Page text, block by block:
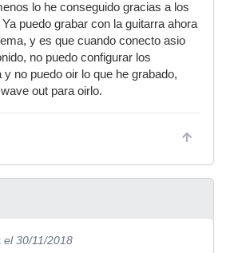
lo he conseguido gracias a los
puedo grabar con la guitarra ahora
y es que cuando conecto asio
no puedo configurar los
no puedo oir lo que he grabado,
out para oirlo.
el 30/11/2018